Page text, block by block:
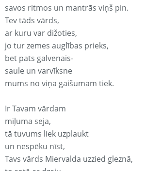
savos ritmos un mantrās viņš pin.
Tev tāds vārds,
ar kuru var dižoties,
jo tur zemes auglības prieks,
bet pats galvenais-
saule un varvīksne
mums no viņa gaišumam tiek.
Ir Tavam vārdam
mīļuma seja,
tā tuvums liek uzplaukt
un nespēku nīst,
Tavs vārds Miervalda uzzied gleznā,